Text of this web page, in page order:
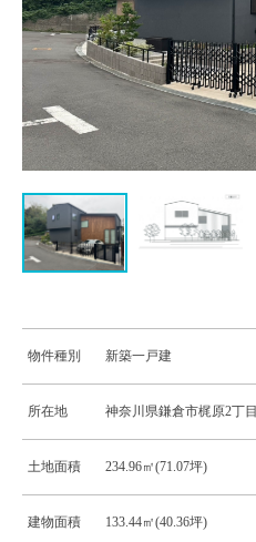
物件種別 新築一戸建
所在地 神奈川県鎌倉市梶原2丁目
土地面積 234.96㎡(71.07坪)
建物面積 133.44㎡(40.36坪)